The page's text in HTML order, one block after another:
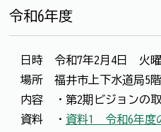
令和6年度
日時 令和7年2月4日 火曜
場所 福井市上下水道局5
内容 ・第2期ビジョンの取
資料 ・ 資料1 令和6年度